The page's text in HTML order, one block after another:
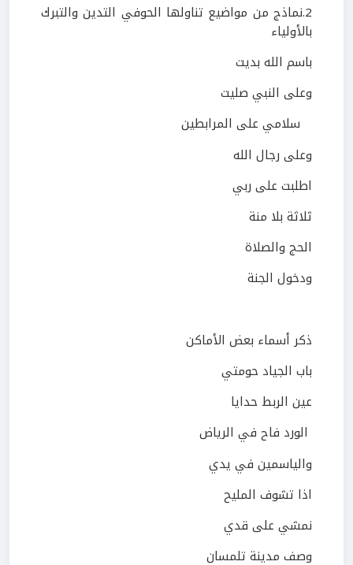
2.نماذج من مواضيع تناولها الحوفي التدين والتبرك
بالأولياء
باسم الله بديت
وعلى النبي صليت
سلامي على المرابطين
وعلى رجال الله
اطلبت على ربي
ثلاثة بلا منة
الحج والصلاة
ودخول الجنة
ذكر أسماء بعض الأماكن
باب الجياد حومتي
عين الربط حدايا
الورد فاح في الرياض
والياسمين في يدي
اذا تشوف المليح
نمشي على قدي
وصف مدينة تلمسان